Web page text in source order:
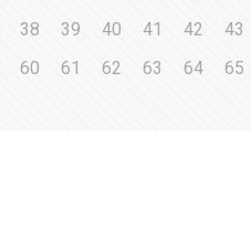
38 39 40 41 42 43
60 61 62 63 64 65